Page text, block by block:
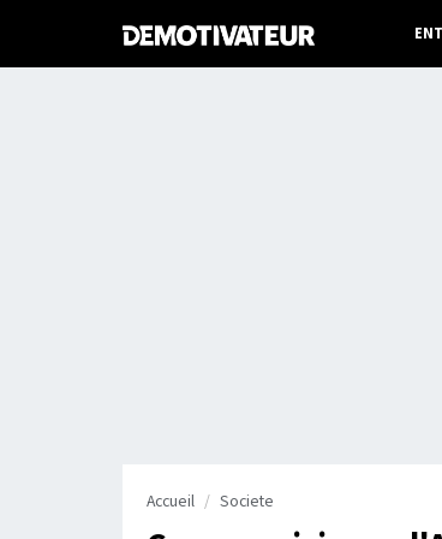
Accueil Societe